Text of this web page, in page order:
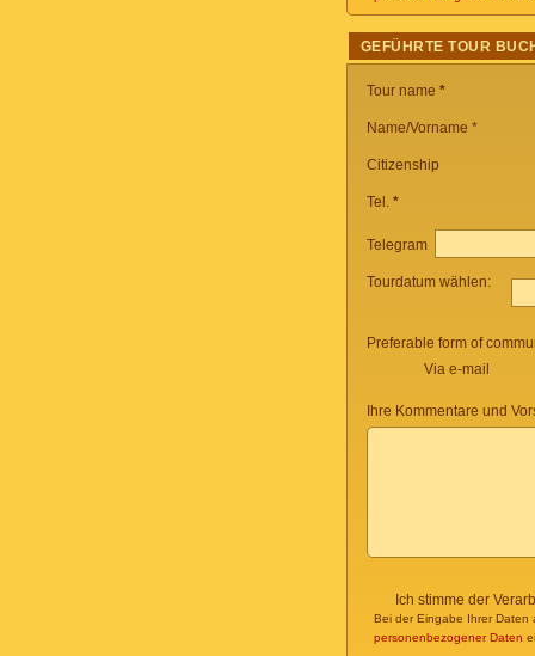
GEFÜHRTE TOUR
Tour name *
Name/Vorname *
Citizenship
Tel. *
Telegram
Tourdatum wählen:
Preferable form of
Via e-mail
Ihre Kommentare und
Ich stimme der
Bei der Eingabe Ihrer Daten
personenbezogener Daten